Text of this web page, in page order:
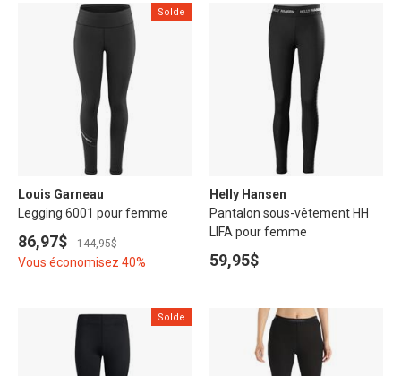
Solde
Louis Garneau
Legging 6001 pour femme
86,97$ 144,95$
Vous économisez 40%
Helly Hansen
Pantalon sous-vêtement HH
LIFA pour femme
59,95$
Solde